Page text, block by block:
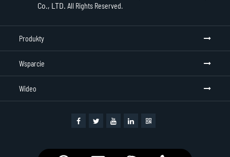
Co., LTD. All Rights Reserved.
Produkty
Wsparcie
Wideo